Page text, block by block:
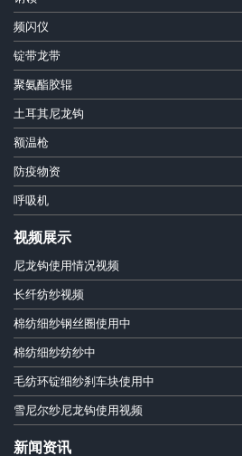
频闪仪
锭带龙带
聚氨酯胶辊
土耳其尼龙钩
额温枪
防疫物资
呼吸机
视频展示
尼龙钩使用情况视频
长纤纺纱视频
棉纺细纱钢丝圈使用中
棉纺细纱纺纱中
毛纺环锭细纱刹车块使用中
雪尼尔纱尼龙钩使用视频
新闻资讯